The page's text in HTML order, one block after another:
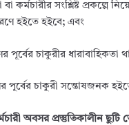
সংশ্লিষ্ট প্রকল্পে
হইতে হইবে; এবং
পূর্বের চাকুরীর ধারাবাহিকতা
পূর্বের চাকুরী সন্তোষজনক
অবসর প্রস্তুতিকালীন